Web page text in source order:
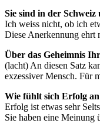
Sie sind in der Schweiz
Ich weiss nicht, ob ich
Diese Anerkennung ehrt
Über das Geheimnis
(lacht) An diesen Satz
exzessiver Mensch. Für
Wie fühlt sich Erfolg
Erfolg ist etwas sehr
Sie haben eine Meinung